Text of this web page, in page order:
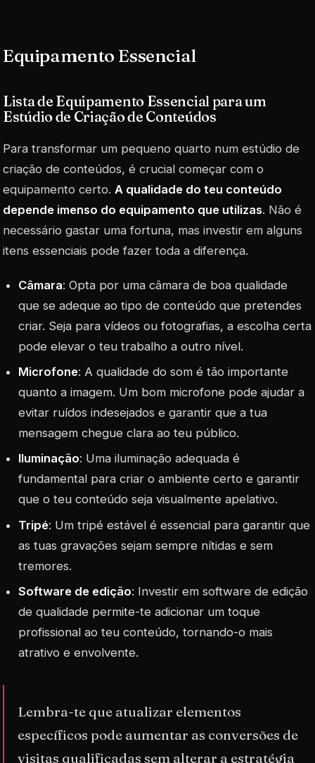
Equipamento Essencial
Lista de Equipamento Essencial para um
Estúdio de Criação de Conteúdos
Para transformar um pequeno quarto num estúdio de
criação de conteúdos, é crucial começar com o
equipamento certo. A qualidade do teu conteúdo
depende imenso do equipamento que utilizas. Não é
necessário gastar uma fortuna, mas investir em alguns
itens essenciais pode fazer toda a diferença.
Câmara: Opta por uma câmara de boa qualidade
que se adeque ao tipo de conteúdo que pretendes
criar. Seja para vídeos ou fotografias, a escolha certa
pode elevar o teu trabalho a outro nível.
Microfone: A qualidade do som é tão importante
quanto a imagem. Um bom microfone pode ajudar a
evitar ruídos indesejados e garantir que a tua
mensagem chegue clara ao teu público.
Iluminação: Uma iluminação adequada é
fundamental para criar o ambiente certo e garantir
que o teu conteúdo seja visualmente apelativo.
Tripé: Um tripé estável é essencial para garantir que
as tuas gravações sejam sempre nítidas e sem
tremores.
Software de edição: Investir emsoftware de edição
de qualidade permite-te adicionar um toque
profissional ao teu conteúdo, tornando-o mais
atrativo e envolvente.
Lembra-te que atualizar elementos
específicos pode aumentar as conversões de
visitas qualificadas sem alterar a estratégia